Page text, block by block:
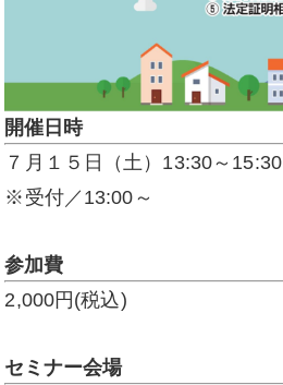
開催日時
７月１５日（土）13:30～15:30
※受付／13:00～
参加費
2,000円(税込)
セミナー会場